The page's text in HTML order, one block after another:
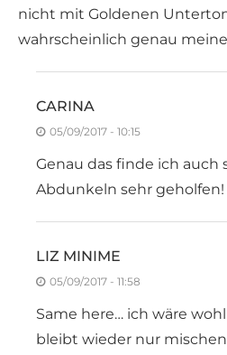
nicht mit Goldenen
wahrscheinlich genau
CARINA
05/09/2017 - 10:15
Genau das finde ich auch
Abdunkeln sehr geholfen!
LIZ MINIME
05/09/2017 - 11:58
Same here… ich wäre
bleibt wieder nur